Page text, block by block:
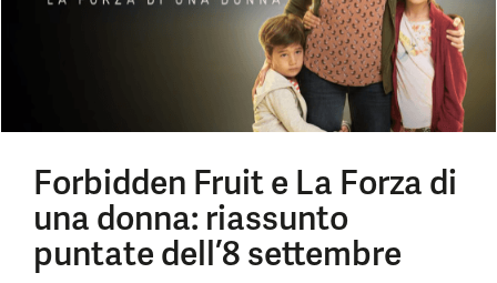
Forbidden Fruit e La Forza di
una donna: riassunto
puntate dell’8 settembre